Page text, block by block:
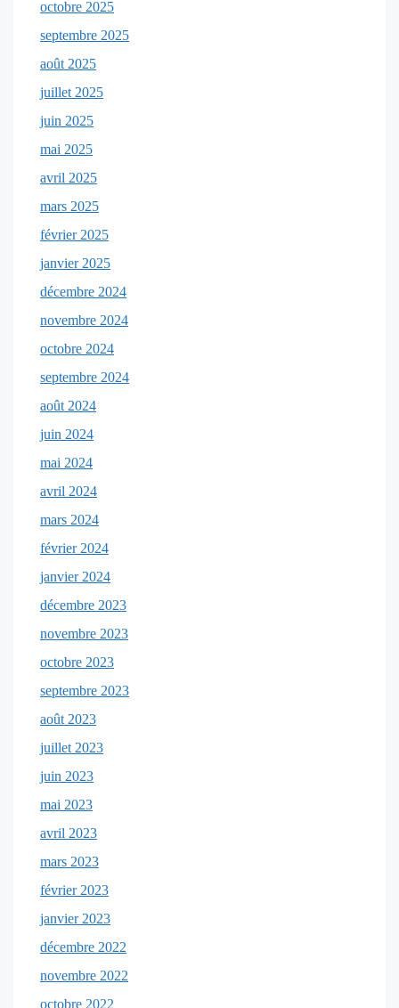
octobre 2025
septembre 2025
août 2025
juillet 2025
juin 2025
mai 2025
avril 2025
mars 2025
février 2025
janvier 2025
décembre 2024
novembre 2024
octobre 2024
septembre 2024
août 2024
juin 2024
mai 2024
avril 2024
mars 2024
février 2024
janvier 2024
décembre 2023
novembre 2023
octobre 2023
septembre 2023
août 2023
juillet 2023
juin 2023
mai 2023
avril 2023
mars 2023
février 2023
janvier 2023
décembre 2022
novembre 2022
octobre 2022